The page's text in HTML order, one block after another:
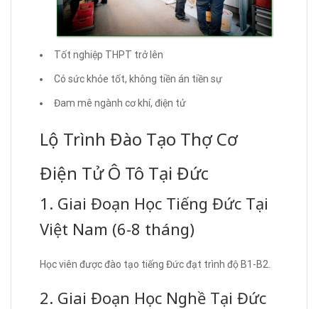
Tốt nghiệp THPT trở lên
Có sức khỏe tốt, không tiền án tiền sự
Đam mê ngành cơ khí, điện tử
Lộ Trình Đào Tạo Thợ Cơ
Điện Tử Ô Tô Tại Đức
1. Giai Đoạn Học Tiếng Đức Tại
Việt Nam (6-8 tháng)
Học viên được đào tạo tiếng Đức đạt trình độ B1-B2.
2. Giai Đoạn Học Nghề Tại Đức